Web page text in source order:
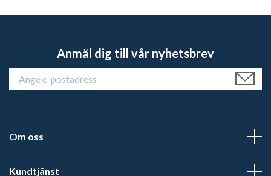
Anmäl dig till vår nyhetsbrev
Om oss
Kundtjänst